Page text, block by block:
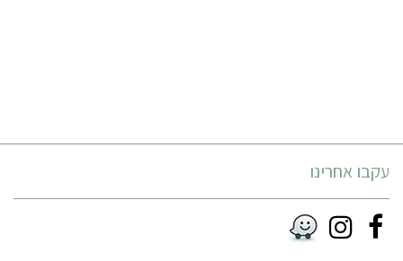
עקבו אחרינו